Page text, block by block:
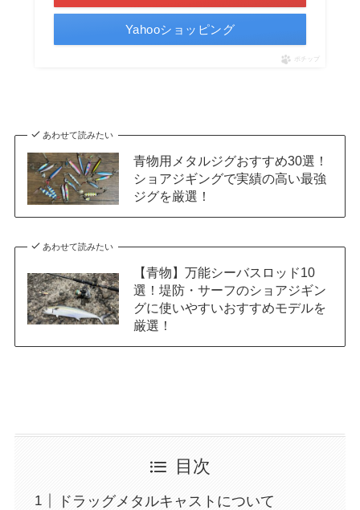
Yahooショッピング
ポチップ
あわせて読みたい
青物用メタルジグおすすめ30選！
ショアジギングで実績の高い最強
ジグを厳選！
あわせて読みたい
【青物】万能シーバスロッド10
選！堤防・サーフのショアジギン
グに使いやすいおすすめモデルを
厳選！
目次
ドラッグメタルキャストについて